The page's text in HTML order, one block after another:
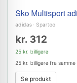
Sko Multisport
adidas · Spartoo
kr. 312
25 kr. billigere
25 kr. billigere fra
Se produkt